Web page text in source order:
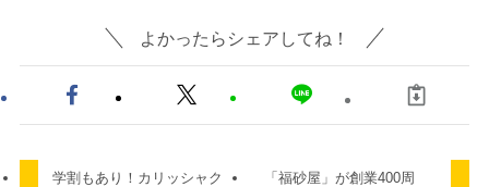
よかったらシェアしてね！
学割もあり！カリッシャク
「福砂屋」が創業400周